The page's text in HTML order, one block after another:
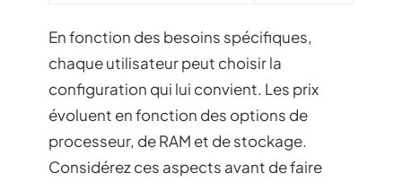
En fonction des besoins spécifiques,
chaque utilisateur peut choisir la
configuration qui lui convient. Les prix
évoluent en fonction des options de
processeur, de RAM et de stockage.
Considérez ces aspects avant de faire